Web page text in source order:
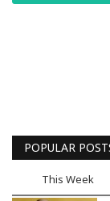
POPULAR
This Week